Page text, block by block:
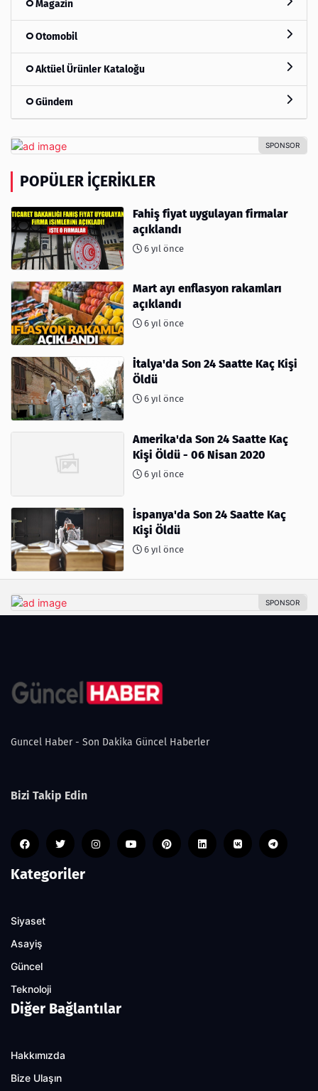
Magazin
Otomobil
Aktüel Ürünler Kataloğu
Gündem
POPÜLER İÇERIKLER
Fahiş fiyat uygulayan firmalar
açıklandı
6 yıl önce
Mart ayı enflasyon rakamları
açıklandı
6 yıl önce
İtalya'da Son 24 Saatte Kaç Kişi
Öldü
6 yıl önce
Amerika'da Son 24 Saatte Kaç
Kişi Öldü - 06 Nisan 2020
6 yıl önce
İspanya'da Son 24 Saatte Kaç
Kişi Öldü
6 yıl önce
Guncel Haber - Son Dakika Güncel Haberler
Bizi Takip Edin
Kategoriler
Siyaset
Asayiş
Güncel
Teknoloji
Diğer Bağlantılar
Hakkımızda
Bize Ulaşın